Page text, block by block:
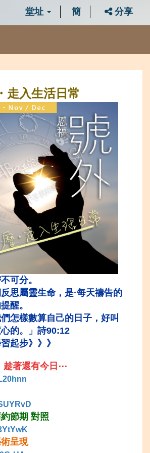
堂址 簡 分享
走入生活日常
不可分。
思屬靈生命，是·每天禱告的
醒。
們怎樣數算自己的日子，好叫
的。」詩90:12
起步》》》
趁著還有今日⋯
n
節期 對照
YwK
術呈現